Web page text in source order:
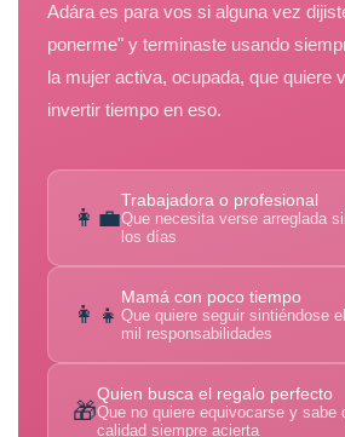
Adára es para vos si alguna vez
ponerme" y terminaste usando
la mujer activa, ocupada, que quiere
invertir tiempo en eso.
👩‍💼
Trabajadora o profesional
Que necesita verse arreglada
los días
👩‍👧
Mamá con poco tiempo
Que quiere seguir sintiéndose
mil responsabilidades
🎁
Quien busca el regalo perfecto
Que no quiere equivocarse y sabe
calidad siempre acierta